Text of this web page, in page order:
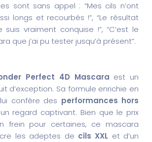
sont sans appel : “Mes cils n’ont
longs et recourbés !”, “Le résultat
vraiment conquise !”, “C’est le
que j’ai pu tester jusqu’à présent”.
Perfect 4D Mascara est un
d’exception. Sa formule enrichie en
lui confère des performances hors
regard captivant. Bien que le prix
frein pour certaines, ce mascara
les adeptes de cils XXL et d’un